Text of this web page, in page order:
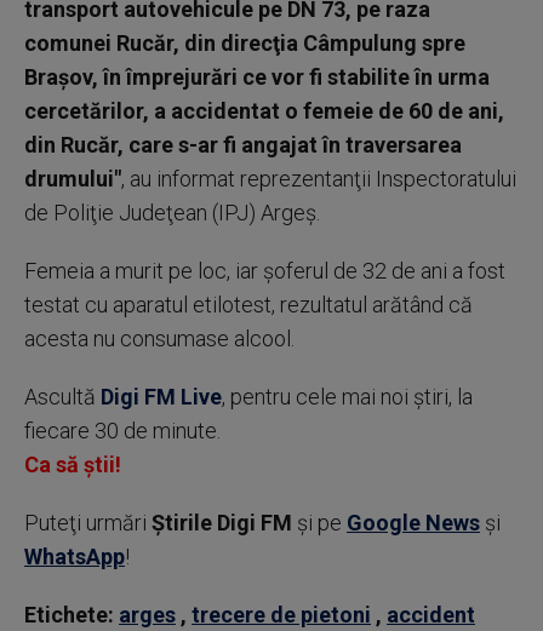
transport autovehicule pe DN 73, pe raza
comunei Rucăr, din direcţia Câmpulung spre
Braşov, în împrejurări ce vor fi stabilite în urma
cercetărilor, a accidentat o femeie de 60 de ani,
din Rucăr, care s-ar fi angajat în traversarea
drumului", au informat reprezentanţii Inspectoratului
de Poliţie Judeţean (IPJ) Argeş.
Femeia a murit pe loc, iar șoferul de 32 de ani a fost
testat cu aparatul etilotest, rezultatul arătând că
acesta nu consumase alcool.
Ascultă Digi FM Live, pentru cele mai noi știri, la
fiecare 30 de minute.
Ca să știi!
Puteţi urmări Știrile Digi FM şi pe Google News şi
WhatsApp!
Etichete: arges , trecere de pietoni , accident